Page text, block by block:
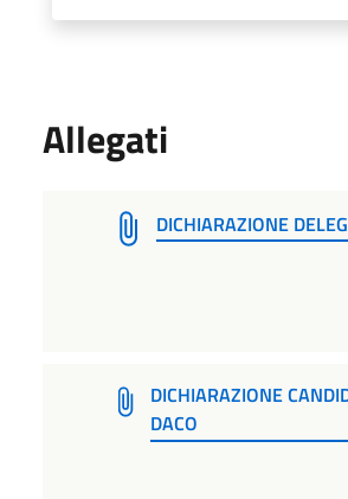
Allegati
DICHIARAZIONE
DICHIARAZIONE
DACO